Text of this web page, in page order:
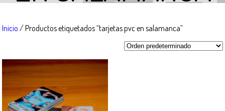
Inicio / Productos etiquetados “tarjetas pvc en salamanca”